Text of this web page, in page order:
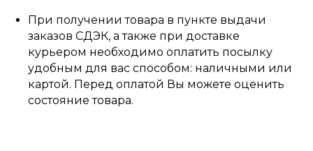
При получении товара в пункте выдачи
заказов СДЭК, а также при доставке
курьером необходимо оплатить посылку
удобным для вас способом: наличными или
картой. Перед оплатой Вы можете оценить
состояние товара.